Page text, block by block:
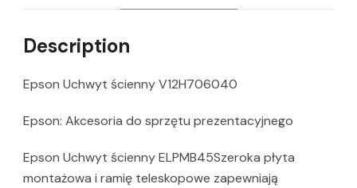
Description
Epson Uchwyt ścienny V12H706040
Epson: Akcesoria do sprzętu prezentacyjnego
Epson Uchwyt ścienny ELPMB45Szeroka płyta
montażowa i ramię teleskopowe zapewniają